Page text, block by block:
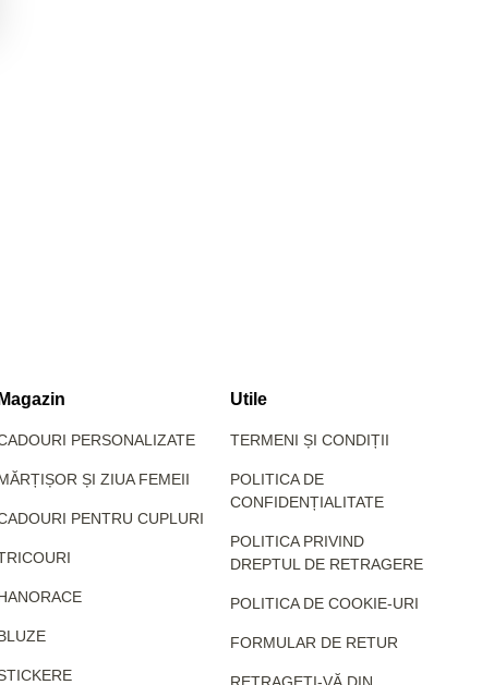
Magazin
PERSONALIZATE
ȘI ZIUA FEMEII
PENTRU CUPLURI
Utile
TERMENI ȘI CONDIȚII
POLITICA DE
CONFIDENȚIALITATE
POLITICA PRIVIND
DREPTUL DE RETRAGERE
POLITICA DE COOKIE-URI
FORMULAR DE RETUR